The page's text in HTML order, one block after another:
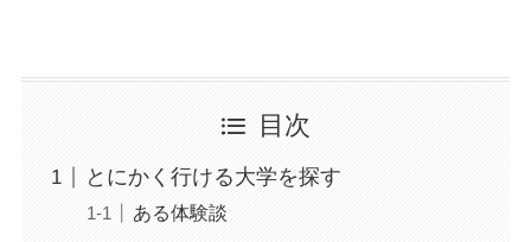
目次
とにかく行ける大学を探す
ある体験談